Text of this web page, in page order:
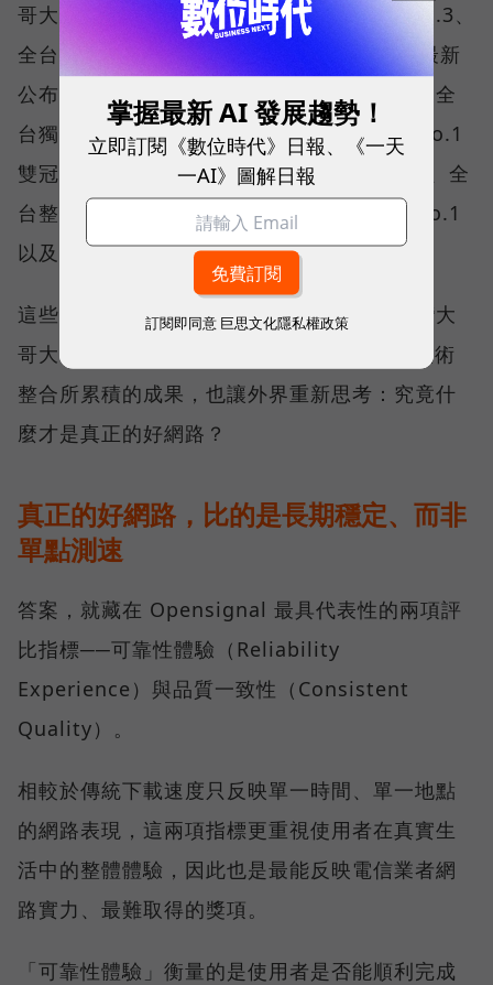
哥大不僅率先奪下「 4G／5G 在線率全球 No.3、
全台 No.1 」國際級榮譽，在 Opensignal 最新
公布的台灣行動網路體驗報告中，更一舉斬獲全
台獨有的「可靠性體驗」與「品質一致性」No.1
雙冠王，同時，包辦全台整體影音體驗 No.1、全
台整體語音體驗 No.1、全台 5G 語音體驗 No.1
以及全台網路在線率 No.1 多項榮譽。
這些獎項反映的不只是網路順暢，更代表台灣大
哥大長期投入頻譜布局、基地台建設與 5G 技術
整合所累積的成果，也讓外界重新思考：究竟什
麼才是真正的好網路？
真正的好網路，比的是長期穩定、而非
單點測速
答案，就藏在 Opensignal 最具代表性的兩項評
比指標──可靠性體驗（Reliability
Experience）與品質一致性（Consistent
Quality）。
相較於傳統下載速度只反映單一時間、單一地點
的網路表現，這兩項指標更重視使用者在真實生
活中的整體體驗，因此也是最能反映電信業者網
路實力、最難取得的獎項。
「可靠性體驗」衡量的是使用者是否能順利完成
掌握最新 AI 發展趨勢！
立即訂閱《數位時代》日報、《一天
一AI》圖解日報
訂閱即同意 巨思文化隱私權政策